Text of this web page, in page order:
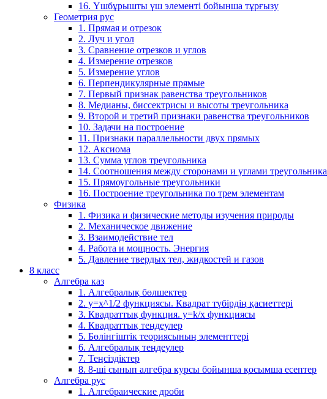
16. Үшбұрышты үш элементі бойынша тұрғызу
Геометрия рус
1. Прямая и отрезок
2. Луч и угол
3. Сравнение отрезков и углов
4. Измерение отрезков
5. Измерение углов
6. Перпендикулярные прямые
7. Первый признак равенства треугольников
8. Медианы, биссектрисы и высоты треугольника
9. Второй и третий признаки равенства треугольников
10. Задачи на построение
11. Признаки параллельности двух прямых
12. Аксиома
13. Сумма углов треугольника
14. Соотношения между сторонами и углами треугольника
15. Прямоугольные треугольники
16. Построение треугольника по трем элементам
Физика
1. Физика и физические методы изучения природы
2. Механическое движение
3. Взаимодействие тел
4. Работа и мощность. Энергия
5. Давление твердых тел, жидкостей и газов
8 класс
Алгебра каз
1. Алгебралық бөлшектер
2. у=х^1/2 функциясы. Квадрат түбірдің қасиеттері
3. Квадраттық функция. у=k/x функциясы
4. Квадраттық теңдеулер
5. Бөлінгіштік теориясының элементтері
6. Алгебралық теңдеулер
7. Теңсіздіктер
8. 8-ші сынып алгебра курсы бойынша қосымша есептер
Алгебра рус
1. Алгебраические дроби